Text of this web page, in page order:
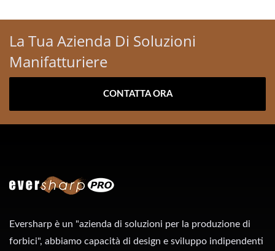
La Tua Azienda Di Soluzioni
Manifatturiere
CONTATTA ORA
Eversharp è un "azienda di soluzioni per la produzione di
forbici", abbiamo capacità di design e sviluppo indipendenti